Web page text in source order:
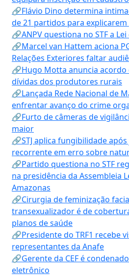
🔗Flávio Dino determina
de 21 partidos para
🔗ANPV questiona no STF a
🔗Marcel van Hattem aciona
Relações Exteriores faltar
🔗Hugo Motta anuncia
dívidas dos produtores rurais
🔗Lançada Rede Nacional de
enfrentar avanço do crime
🔗Furto de câmeras de
maior
🔗STJ aplica fungibilidade
recorrente em erro sobre
🔗Partido questiona no STF
na presidência da Assembleia
Amazonas
🔗Cirurgia de feminização
transexualizador é de
planos de saúde
🔗Presidente do TRF1 recebe
representantes da Anafe
🔗Gerente da CEF é
eletrônico